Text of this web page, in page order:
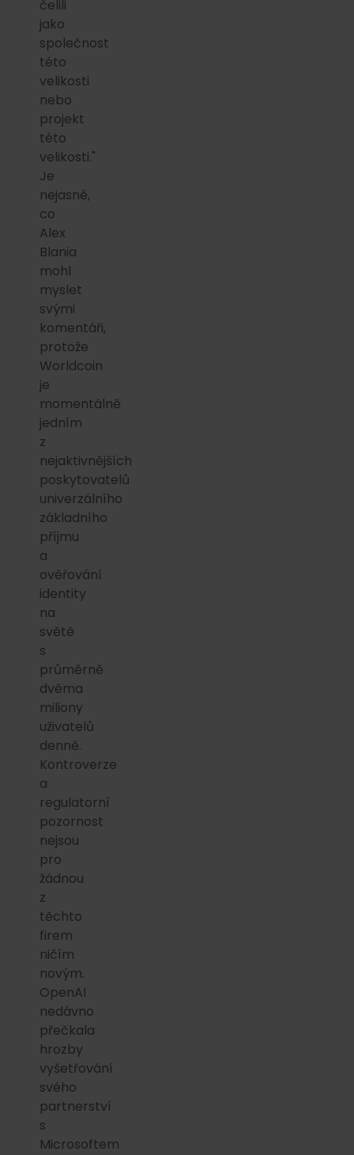
čelili
jako
společnost
této
velikosti
nebo
projekt
této
velikosti."
Je
nejasné,
co
Alex
Blania
mohl
myslet
svými
komentáři,
protože
Worldcoin
je
momentálně
jedním
z
nejaktivnějších
poskytovatelů
univerzálního
základního
příjmu
a
ověřování
identity
na
světě
s
průměrně
dvěma
miliony
uživatelů
denně.
Kontroverze
a
regulatorní
pozornost
nejsou
pro
žádnou
z
těchto
firem
ničím
novým.
OpenAI
nedávno
přečkala
hrozby
vyšetřování
svého
partnerství
s
Microsoftem